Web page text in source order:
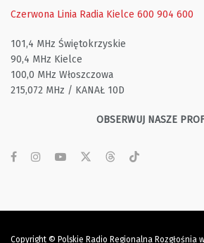
Czerwona Linia Radia Kielce 600 904 600
101,4 MHz Świętokrzyskie
90,4 MHz Kielce
100,0 MHz Włoszczowa
215,072 MHz / KANAŁ 10D
OBSERWUJ NASZE
Copyright © Polskie Radio Regionalna Rozgłośnia